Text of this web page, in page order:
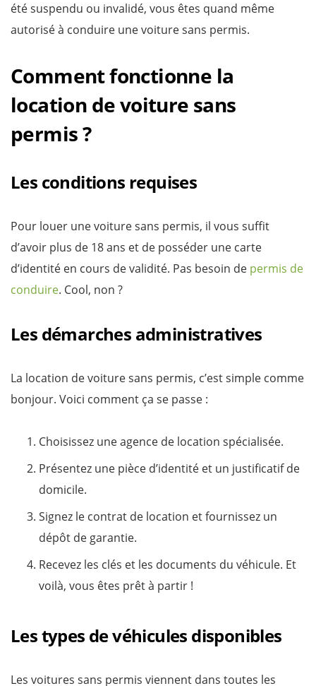
été suspendu ou invalidé, vous êtes quand même
autorisé à conduire une voiture sans permis.
Comment fonctionne la
location de voiture sans
permis ?
Les conditions requises
Pour louer une voiture sans permis, il vous suffit
d’avoir plus de 18 ans et de posséder une carte
d’identité en cours de validité. Pas besoin de permis de
conduire. Cool, non ?
Les démarches administratives
La location de voiture sans permis, c’est simple comme
bonjour. Voici comment ça se passe :
Choisissez une agence de location spécialisée.
Présentez une pièce d’identité et un justificatif de
domicile.
Signez le contrat de location et fournissez un
dépôt de garantie.
Recevez les clés et les documents du véhicule. Et
voilà, vous êtes prêt à partir !
Les types de véhicules disponibles
Les voitures sans permis viennent dans toutes les